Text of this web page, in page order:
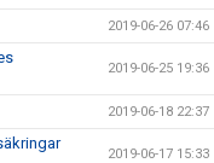
2019-06-26 07:46
2019-06-25 19:36
2019-06-18 22:37
2019-06-17 15:33